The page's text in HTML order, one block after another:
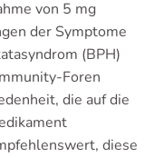
von 5 mg
der Symptome
(BPH)
Foren
die auf die
diese